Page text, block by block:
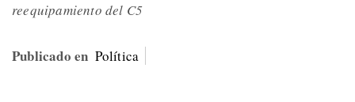
reequipamiento del C5
Publicado en Política